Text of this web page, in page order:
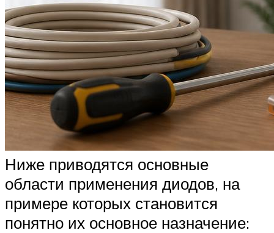
Ниже приводятся основные
области применения диодов, на
примере которых становится
понятно их основное назначение: